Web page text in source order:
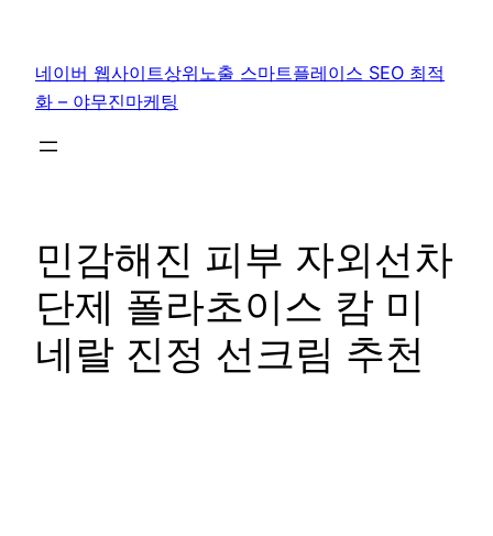
네이버 웹사이트상위노출 스마트플레이스 SEO 최적
화 – 야무진마케팅
민감해진 피부 자외선차
단제 폴라초이스 캄 미
네랄 진정 선크림 추천